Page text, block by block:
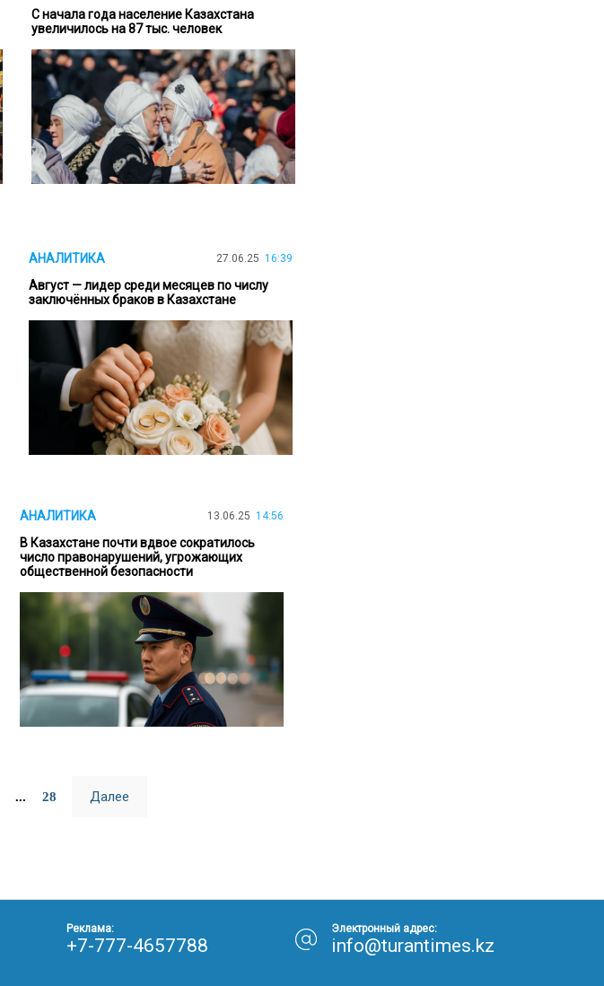
С начала года население Казахстана
увеличилось на 87 тыс. человек
АНАЛИТИКА 27.06.25 16:39
Август — лидер среди месяцев по числу
заключённых браков в Казахстане
АНАЛИТИКА 13.06.25 14:56
В Казахстане почти вдвое сократилось
число правонарушений, угрожающих
общественной безопасности
... 28 Далее
Реклама:
+7-777-4657788
Электронный адрес:
info@turantimes.kz